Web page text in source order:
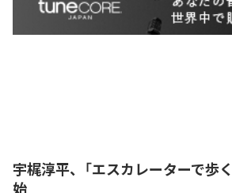
宇梶淳平、「エスカレーターで歩
始